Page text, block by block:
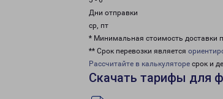
Дни отправки
ср, пт
* Минимальная стоимость доставки
** Срок перевозки является
Рассчитайте в калькуляторе срок и
Скачать тарифы для